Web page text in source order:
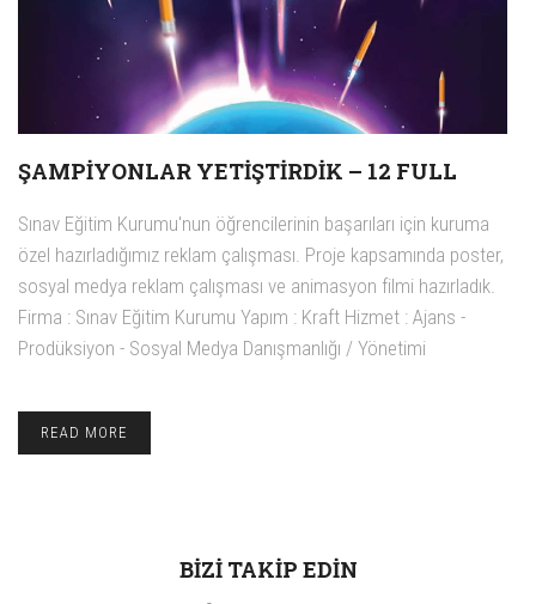
ŞAMPIYONLAR YETIŞTIRDIK – 12 FULL
Sınav Eğitim Kurumu'nun öğrencilerinin başarıları için kuruma
özel hazırladığımız reklam çalışması. Proje kapsamında poster,
sosyal medya reklam çalışması ve animasyon filmi hazırladık.
Firma : Sınav Eğitim Kurumu Yapım : Kraft Hizmet : Ajans -
Prodüksiyon - Sosyal Medya Danışmanlığı / Yönetimi
READ MORE
BIZI TAKIP EDIN